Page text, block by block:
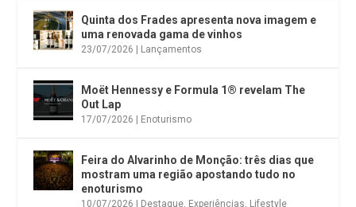
Quinta dos Frades apresenta nova imagem e
uma renovada gama de vinhos
23/07/2026 Lançamentos
Moët Hennessy e Formula 1® revelam The
Out Lap
17/07/2026 Enoturismo
Feira do Alvarinho de Monção: três dias que
mostram uma região apostando tudo no
enoturismo
10/07/2026 Destaque, Experiências, Lifestyle